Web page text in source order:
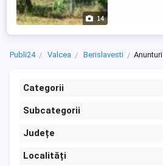
14
Publi24 Valcea Berislavesti Anunturi
Categorii
Subcategorii
Județe
Localități